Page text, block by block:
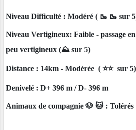
Niveau Difficulté : Modéré ( 🥾 🥾 sur
Niveau Vertigineux: Faible - passage
peu vertigineux (⛰️ sur 5)
Distance : 14km - Modérée ( ⭐️⭐️ sur 5)
Denivelé : D+ 396 m / D- 396 m
Animaux de compagnie 🐶 🐱 : Tolérés